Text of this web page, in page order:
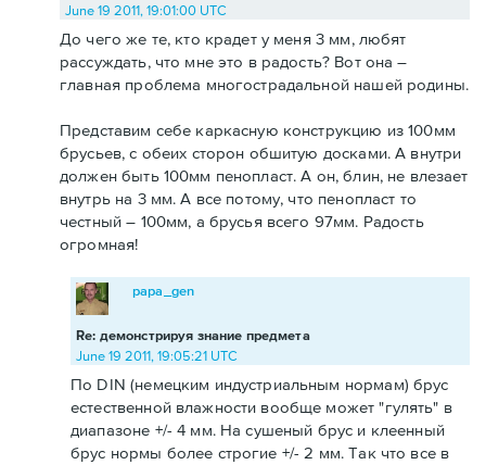
June 19 2011, 19:01:00 UTC
До чего же те, кто крадет у меня 3 мм, любят
рассуждать, что мне это в радость? Вот она –
главная проблема многострадальной нашей родины.
Представим себе каркасную конструкцию из 100мм
брусьев, с обеих сторон обшитую досками. А внутри
должен быть 100мм пенопласт. А он, блин, не влезает
внутрь на 3 мм. А все потому, что пенопласт то
честный – 100мм, а брусья всего 97мм. Радость
огромная!
Re: демонстрируя знание предмета
papa_gen
June 19 2011, 19:05:21 UTC
По DIN (немецким индустриальным нормам) брус
естественной влажности вообще может "гулять" в
диапазоне +/- 4 мм. На сушеный брус и клеенный
брус нормы более строгие +/- 2 мм. Так что все в